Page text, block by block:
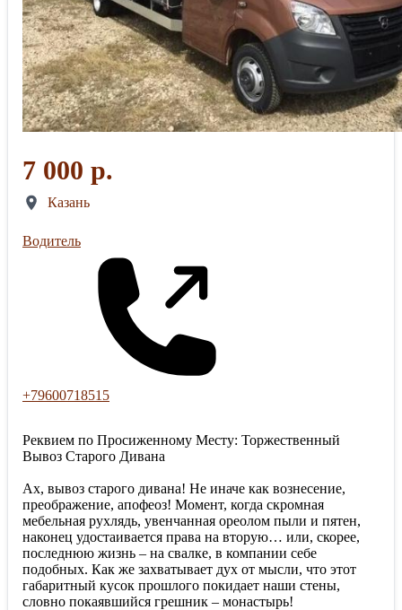
7 000 р.
Казань
Водитель
+79600718515
Реквием по Просиженному Месту: Торжественный
Вывоз Старого Дивана
Ах, вывоз старого дивана! Не иначе как вознесение,
преображение, апофеоз! Момент, когда скромная
мебельная рухлядь, увенчанная ореолом пыли и пятен,
наконец удостаивается права на вторую… или, скорее,
последнюю жизнь – на свалке, в компании себе
подобных. Как же захватывает дух от мысли, что этот
габаритный кусок прошлого покидает наши стены,
словно покаявшийся грешник – монастырь!